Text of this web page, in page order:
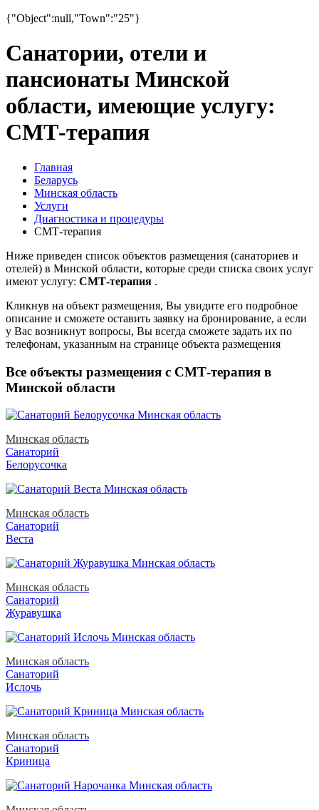
{"Object":null,"Town":"25"}
Санатории, отели и
пансионаты Минской
области, имеющие услугу:
СМТ-терапия
Главная
Беларусь
Минская область
Услуги
Диагностика и процедуры
СМТ-терапия
Ниже приведен список объектов размещения (санаториев и
отелей) в Минской области, которые среди списка своих услуг
имеют услугу: СМТ-терапия .
Кликнув на объект размещения, Вы увидите его подробное
описание и сможете оставить заявку на бронирование, а если
у Вас возникнут вопросы, Вы всегда сможете задать их по
телефонам, указанным на странице объекта размещения
Все объекты размещения с СМТ-терапия в
Минской области
Минская область
Санаторий
Белорусочка
Минская область
Санаторий
Веста
Минская область
Санаторий
Журавушка
Минская область
Санаторий
Ислочь
Минская область
Санаторий
Криница